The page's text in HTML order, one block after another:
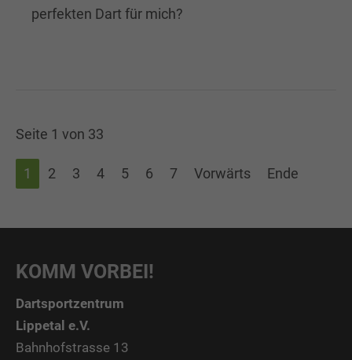
perfekten Dart für mich?
Seite 1 von 33
1 2 3 4 5 6 7 Vorwärts Ende
KOMM VORBEI!
Dartsportzentrum
Lippetal e.V.
Bahnhofstrasse 13